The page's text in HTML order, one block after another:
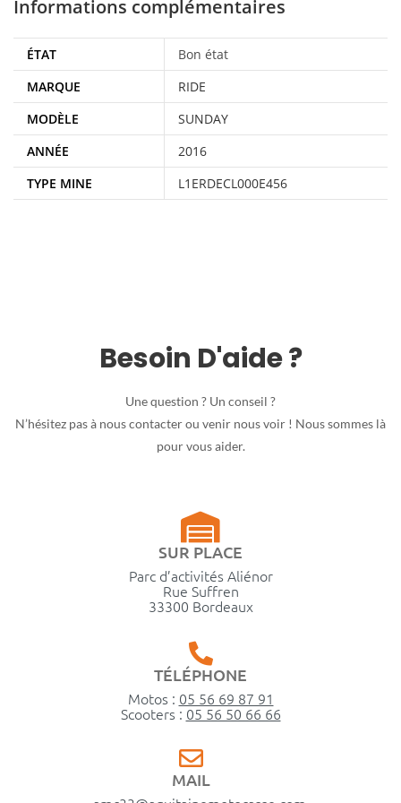
Informations complémentaires
ÉTAT
Bon état
MARQUE
RIDE
MODÈLE
SUNDAY
ANNÉE
2016
TYPE MINE
L1ERDECL000E456
Besoin D'aide ?
Une question ? Un conseil ?
N’hésitez pas à nous contacter ou venir nous voir ! Nous sommes là
pour vous aider.
SUR PLACE
Parc d’activités Aliénor
Rue Suffren
33300 Bordeaux
TÉLÉPHONE
Motos : 05 56 69 87 91
Scooters : 05 56 50 66 66
MAIL